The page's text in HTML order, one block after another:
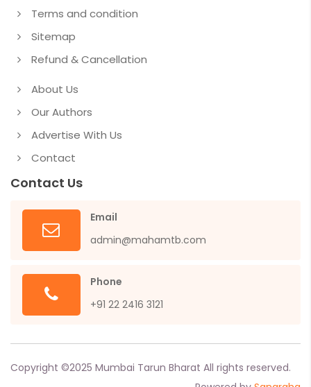
Terms and condition
Sitemap
Refund & Cancellation
About Us
Our Authors
Advertise With Us
Contact
Contact Us
Email
admin@mahamtb.com
Phone
+91 22 2416 3121
Copyright ©2025 Mumbai Tarun Bharat All rights reserved.